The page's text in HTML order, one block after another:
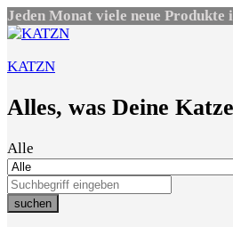
Jeden Monat viele neue Produkte
KATZN
Alles, was Deine
Alle
suchen